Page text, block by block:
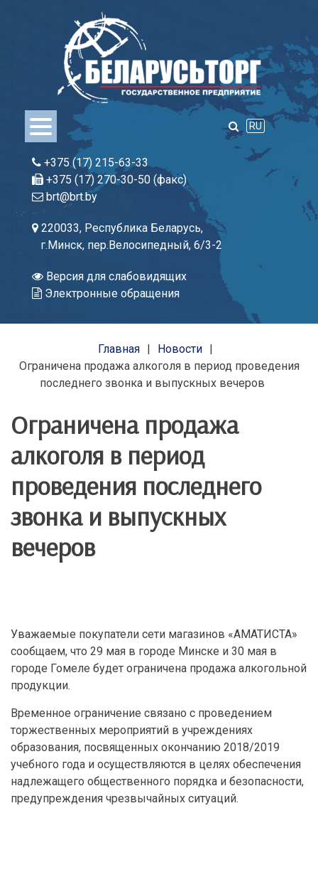
RU
+375 (17) 215-63-33
+375 (17) 270-30-50 (факс)
brt@brt.by
220033, Республика Беларусь,
г.Минск, пер.Велосипедный, 6/3-2
Версия для слабовидящих
Электронные обращения
Главная
Новости
Ограничена продажа алкоголя в период проведения
последнего звонка и выпускных вечеров
Ограничена продажа
алкоголя в период
проведения последнего
звонка и выпускных
вечеров
Уважаемые покупатели сети магазинов «АМАТИСТА»
сообщаем, что 29 мая в городе Минске и 30 мая в
городе Гомеле будет ограничена продажа алкогольной
продукции.
Временное ограничение связано с проведением
торжественных мероприятий в учреждениях
образования, посвященных окончанию 2018/2019
учебного года и осуществляются в целях обеспечения
надлежащего общественного порядка и безопасности,
предупреждения чрезвычайных ситуаций.